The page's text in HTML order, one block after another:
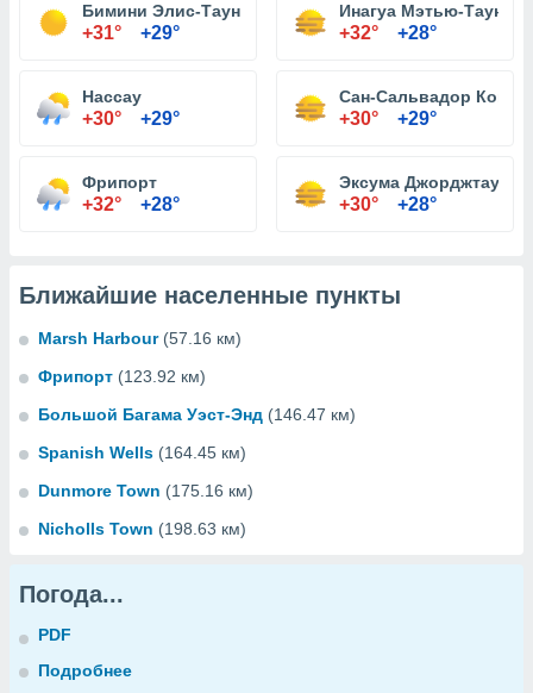
Бимини Элис-Таун
+31° +29°
Инагуа Мэтью-Таун
+32° +28°
Нассау
+30° +29°
Сан-Сальвадор
+30° +29°
Фрипорт
+32° +28°
Эксума Джорджтаун
+30° +28°
Ближайшие населенные пункты
Marsh Harbour (57.16 км)
Фрипорт (123.92 км)
Большой Багама Уэст-Энд (146.47 км)
Spanish Wells (164.45 км)
Dunmore Town (175.16 км)
Nicholls Town (198.63 км)
Погода...
PDF
Подробнее